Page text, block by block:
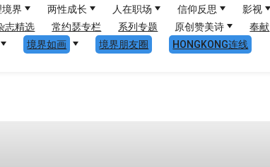
界 两性成长 人在职场 信仰反思
影视
志精选 常约瑟专栏 系列专题 原创赞美诗
奉献
境界如画 境界朋友圈
HONGKONG连线